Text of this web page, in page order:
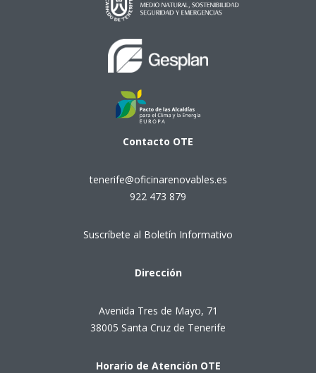
Contacto OTE
tenerife@oficinarenovables.es
922 473 879
Suscríbete al Boletín Informativo
Dirección
Avenida Tres de Mayo, 71
38005 Santa Cruz de Tenerife
Horario de Atención OTE